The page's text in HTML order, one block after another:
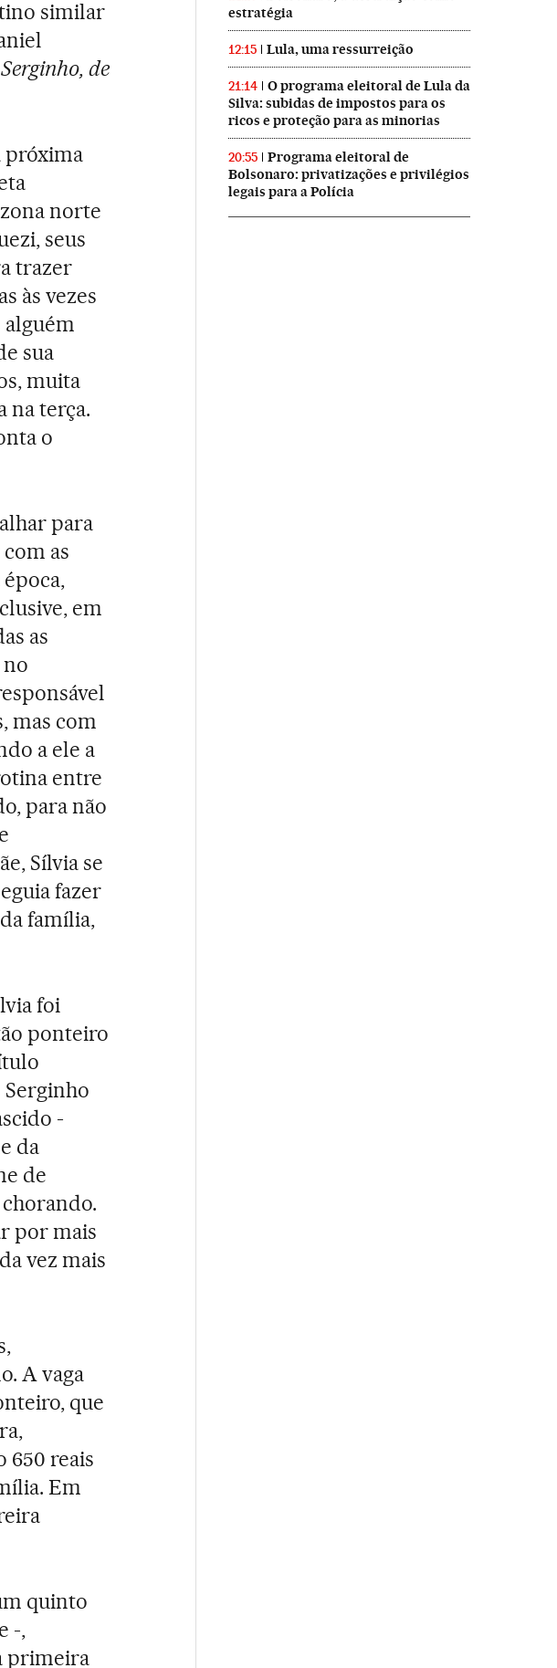
similar
de
próxima
norte
seus
trazer
às vezes
alguém
sua
muita
na terça.
o
para
as
em
as
mas com
a ele a
entre
para não
Sílvia se
fazer
família,
foi
ponteiro
-
da
de
por mais
vez mais
A vaga
que
650 reais
Em
quinto
-,
primeira
estratégia
12:15 Lula, uma ressurreição
21:14
O programa eleitoral de Lula da
Silva: subidas de impostos para os
ricos e proteção para as minorias
20:55
Programa eleitoral de
Bolsonaro: privatizações e privilégios
legais para a Polícia